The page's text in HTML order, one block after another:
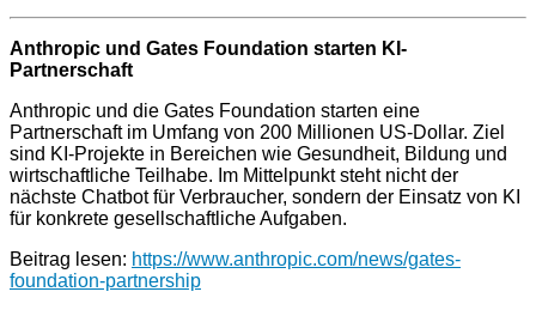
Anthropic und Gates Foundation starten KI-
Partnerschaft
Anthropic und die Gates Foundation starten eine
Partnerschaft im Umfang von 200 Millionen US-Dollar. Ziel
sind KI-Projekte in Bereichen wie Gesundheit, Bildung und
wirtschaftliche Teilhabe. Im Mittelpunkt steht nicht der
nächste Chatbot für Verbraucher, sondern der Einsatz von KI
für konkrete gesellschaftliche Aufgaben.
Beitrag lesen: https://www.anthropic.com/news/gates-
foundation-partnership